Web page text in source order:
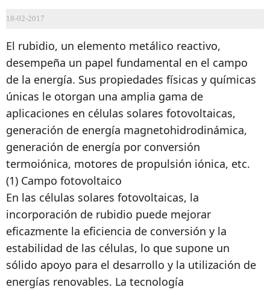
18-02-2017
El rubidio, un elemento metálico reactivo,
desempeña un papel fundamental en el campo
de la energía. Sus propiedades físicas y químicas
únicas le otorgan una amplia gama de
aplicaciones en células solares fotovoltaicas,
generación de energía magnetohidrodinámica,
generación de energía por conversión
termoiónica, motores de propulsión iónica, etc.
(1) Campo fotovoltaico
En las células solares fotovoltaicas, la
incorporación de rubidio puede mejorar
eficazmente la eficiencia de conversión y la
estabilidad de las células, lo que supone un
sólido apoyo para el desarrollo y la utilización de
energías renovables. La tecnología